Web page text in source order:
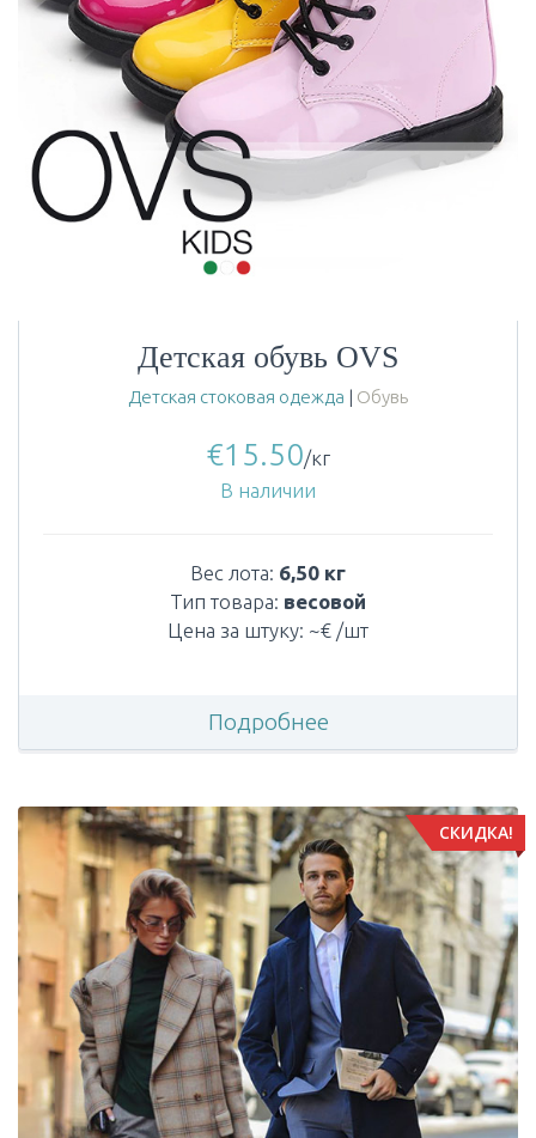
Детская обувь OVS
Детская стоковая одежда Обувь
€15.50/кг
В наличии
Вес лота: 6,50 кг
Тип товара: весовой
Цена за штуку: ~€ /шт
Подробнее
СКИДКА!